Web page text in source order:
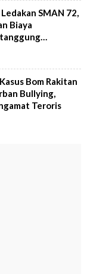
SMAN 72,
Biaya
Bom Rakitan
Bullying,
Teroris